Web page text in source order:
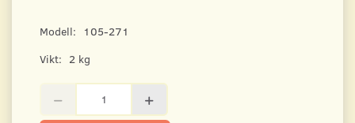
Modell:
105-271
Vikt: 2 kg